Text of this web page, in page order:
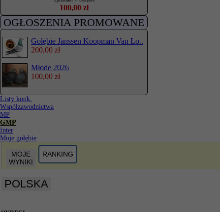
100,00 zł
OGŁOSZENIA PROMOWANE
Gołębie Janssen Koopman Van Lo..
200,00 zł
Młode 2026
100,00 zł
Listy konk.
Współzawodnictwa
MP
GMP
Inter
Moje gołębie
MOJE
WYNIKI
RANKING
POLSKA